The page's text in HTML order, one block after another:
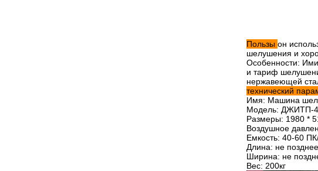
Пользы он
шелушения и
Особенности:
и тариф
нержавеющей
технический
Имя: Машина
Модель: ДЖИТП-
Размеры: 1980 *
Воздушное
Емкость: 40-60
Длина: не
Ширина: не
Вес: 200кг